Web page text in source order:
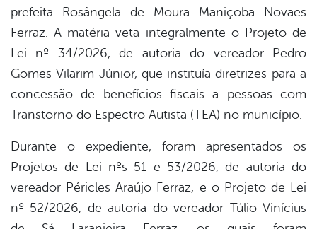
prefeita Rosângela de Moura Maniçoba Novaes
Ferraz. A matéria veta integralmente o Projeto de
Lei nº 34/2026, de autoria do vereador Pedro
Gomes Vilarim Júnior, que instituía diretrizes para a
concessão de benefícios fiscais a pessoas com
Transtorno do Espectro Autista (TEA) no município.
Durante o expediente, foram apresentados os
Projetos de Lei nºs 51 e 53/2026, de autoria do
vereador Péricles Araújo Ferraz, e o Projeto de Lei
nº 52/2026, de autoria do vereador Túlio Vinícius